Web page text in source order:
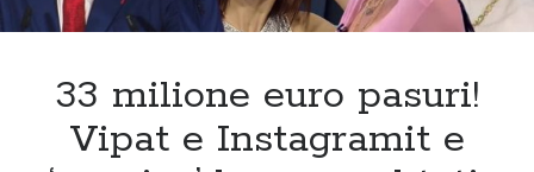
33 milione euro pasuri!
Vipat e Instagramit e